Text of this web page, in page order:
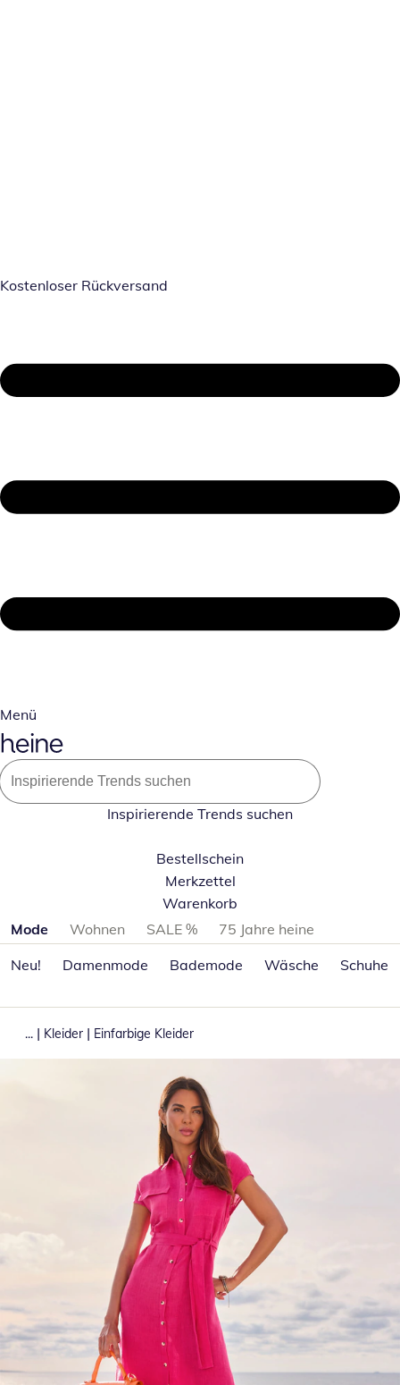
Kostenloser Rückversand
Menü
Inspirierende Trends suchen
Bestellschein
Merkzettel
Warenkorb
Produktkategorien überspringen
Mode Wohnen SALE %
75 Jahre heine
Neu!
Damenmode Bademode Wäsche Schuhe
... | Kleider | Einfarbige Kleider